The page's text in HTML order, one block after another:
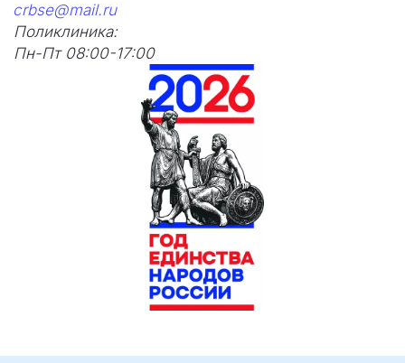
crbse@mail.ru
Поликлиника:
Пн-Пт 08:00-17:00